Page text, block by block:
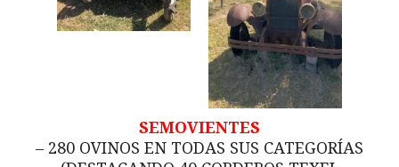
SEMOVIENTES
– 280 OVINOS EN TODAS SUS CATEGORÍAS